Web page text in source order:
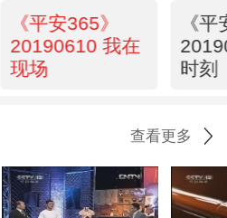
《平安365》
20190610 我在
现场
《
时刻
查看更多